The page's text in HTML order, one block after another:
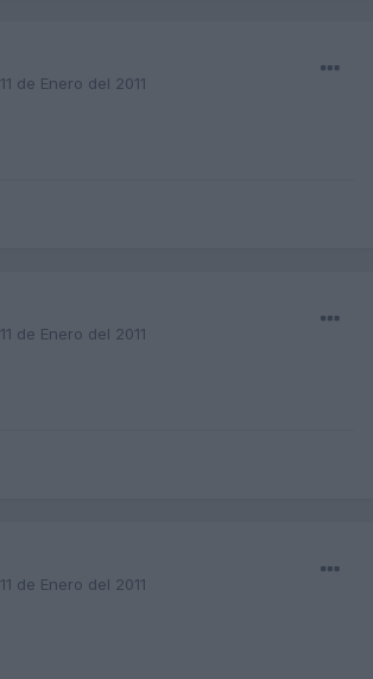
11 de Enero del 2011
11 de Enero del 2011
11 de Enero del 2011